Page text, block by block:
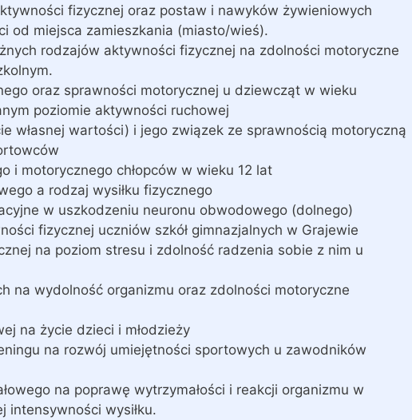
fizycznej oraz postaw i nawyków żywieniowych
od miejsca zamieszkania (miasto/wieś).
rodzajów aktywności fizycznej na zdolności motoryczne
oraz sprawności motorycznej u dziewcząt w wieku
poziomie aktywności ruchowej
własnej wartości) i jego związek ze sprawnością motoryczną
i motorycznego chłopców w wieku 12 lat
a rodzaj wysiłku fizycznego
w uszkodzeniu neuronu obwodowego (dolnego)
fizycznej uczniów szkół gimnazjalnych w Grajewie
na poziom stresu i zdolność radzenia sobie z nim u
na wydolność organizmu oraz zdolności motoryczne
na życie dzieci i młodzieży
na rozwój umiejętności sportowych u zawodników
na poprawę wytrzymałości i reakcji organizmu w
intensywności wysiłku.